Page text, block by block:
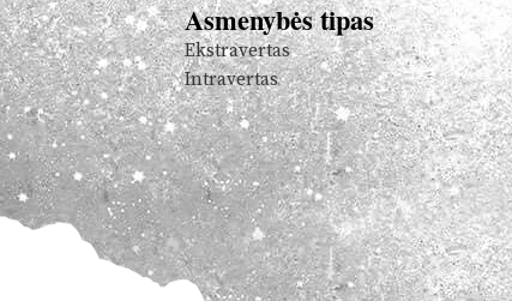
Asmenybės tipas
Ekstravertas
Intravertas